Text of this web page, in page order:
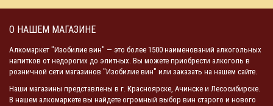
О НАШЕМ МАГАЗИНЕ
Алкомаркет "Изобилие вин" — это более 1500 наименований алкогольных
напитков от недорогих до элитных. Вы можете приобрести алкоголь в
розничной сети магазинов "Изобилие вин" или заказать на нашем сайте.
Наши магазины представлены в г. Красноярске, Ачинске и Лесосибирске.
В нашем алкомаркете вы найдете огромный выбор вин старого и нового